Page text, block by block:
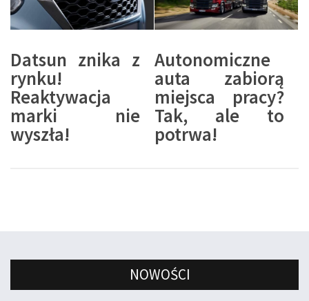
Datsun znika z
rynku!
Reaktywacja
marki nie
wyszła!
Autonomiczne
auta zabiorą
miejsca pracy?
Tak, ale to
potrwa!
NOWOŚCI